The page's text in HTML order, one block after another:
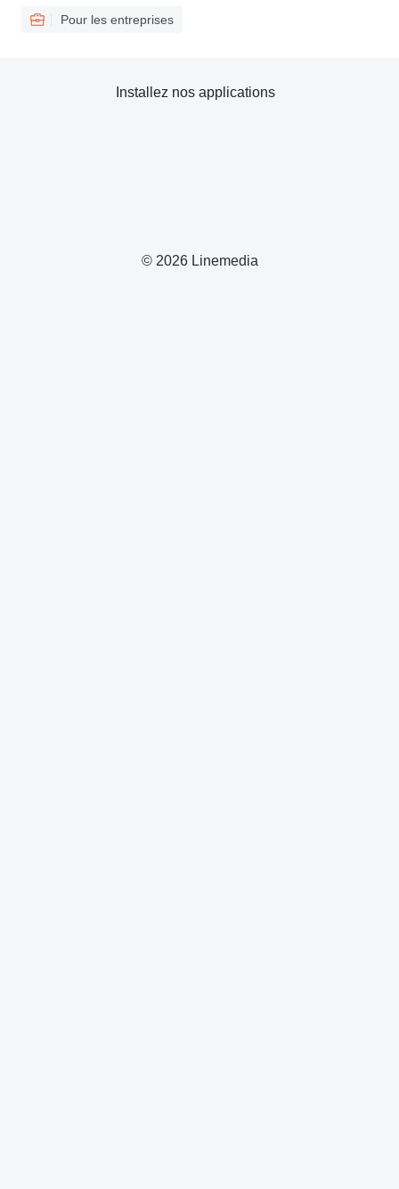
Pour les entreprises
© 2026 Linemedia
Installez nos applications